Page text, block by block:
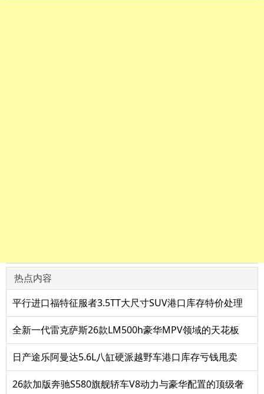
热点内容
平行进口福特征服者3.5TT大尺寸SUV港口库存特价处理
全新一代雷克萨斯26款LM500h豪华MPV领域的天花板
日产途乐阿曼达5.6L八缸硬派越野车港口库存亏钱甩卖
26款加版奔驰S580旗舰轿车V8动力与豪华配置的顶级奢